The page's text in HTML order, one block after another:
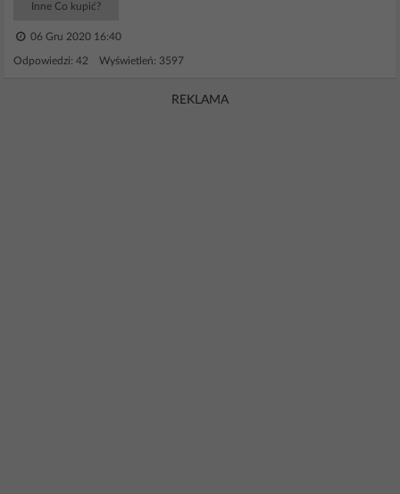
Inne Co kupić?
06 Gru 2020 16:40
Odpowiedzi: 42 Wyświetleń: 3597
REKLAMA